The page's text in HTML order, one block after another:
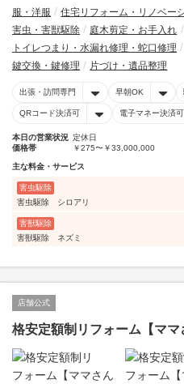
服・洋服 住宅リフォーム・リノベー
害虫・害獣駆除
庭木剪定・お手入れ
トイレつまり・水漏れ修理・蛇口修理
鍵交換・鍵修理
片づけ・遺品整理
出張・訪問専門 早朝OK
QRコード決済可 電子マネー決済可
本日の営業状況 定休日
価格帯
￥275〜￥33,000,000
主な料金・サービス
害虫駆除
害虫駆除 シロアリ
害獣駆除
害獣駆除 ネズミ
店舗公式
格安定額制リフォーム【ママ